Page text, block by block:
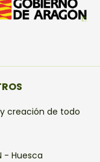
creación de todo
- Huesca